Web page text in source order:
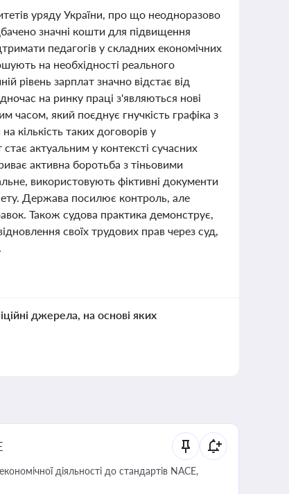
уряду України, про що неодноразово
значні кошти для підвищення
педагогів у складних економічних
на необхідності реального
рівень зарплат значно відстає від
на ринку праці з'являються нові
часом, який поєднує гнучкість графіка з
кількість таких договорів у
актуальним у контексті сучасних
активна боротьба з тіньовими
використовують фіктивні документи
Держава посилює контроль, але
Також судова практика демонструє,
своїх трудових прав через суд,
джерела, на основі яких
діяльності до стандартів NACE,